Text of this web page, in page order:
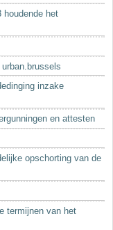
houdende het
inzake
en attesten
opschorting van de
termijnen van het